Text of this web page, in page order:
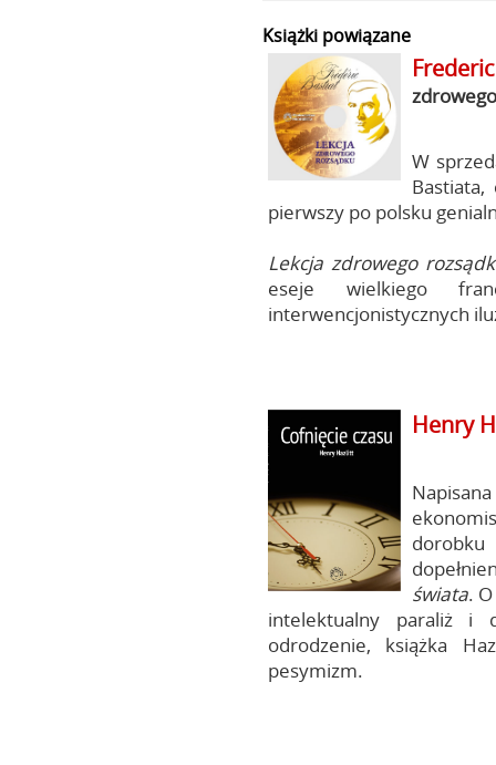
Książki powiązane
W
pierwszy po polsku
Lekcja zdrowego
eseje wielkiego
interwencjonistycznych
Henry
świata.
intelektualny paraliż i
odrodzenie, książka
pesymizm.